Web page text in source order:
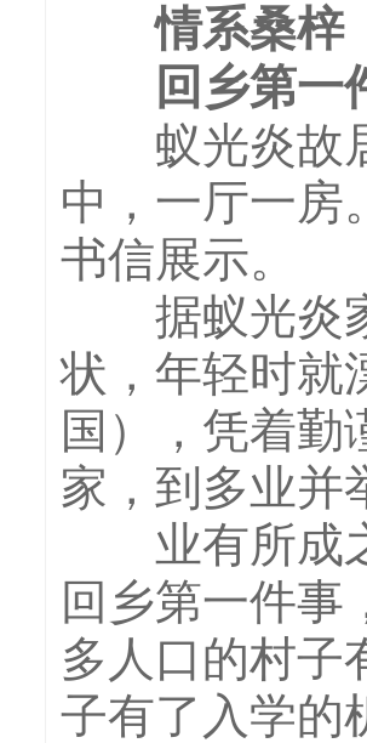
情系桑梓
回乡第一
蚁光炎故居
中，一厅一房
书信展示。
据蚁光炎家
状，年轻时就
国），凭着勤
家，到多业并
业有所成之
回乡第一件事
多人口的村子
子有了入学的